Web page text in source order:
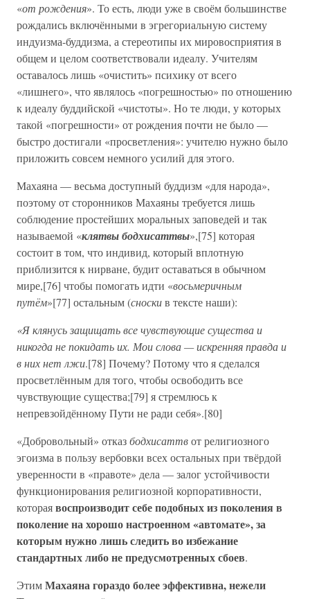
«от рождения». То есть, люди уже в своём большинстве
рождались включёнными в эгрегориальную систему
индуизма-буддизма, а стереотипы их мировосприятия в
общем и целом соответствовали идеалу. Учителям
оставалось лишь «очистить» психику от всего
«лишнего», что являлось «погрешностью» по отношению
к идеалу буддийской «чистоты». Но те люди, у которых
такой «погрешности» от рождения почти не было —
быстро достигали «просветления»: учителю нужно было
приложить совсем немного усилий для этого.
Махаяна — весьма доступный буддизм «для народа»,
поэтому от сторонников Махаяны требуется лишь
соблюдение простейших моральных заповедей и так
называемой «клятвы бодхисаттвы»,[75] которая
состоит в том, что индивид, который вплотную
приблизится к нирване, будит оставаться в обычном
мире,[76] чтобы помогать идти «восьмеричным
путём»[77] остальным (сноскив тексте наши):
«Я клянусь защищать все чувствующие существа и
никогда не покидать их. Мои слова — искренняя правда и
в них нет лжи.[78] Почему? Потому что я сделался
просветлённым для того, чтобы освободить все
чувствующие существа;[79] я стремлюсь к
непревзойдённому Пути не ради себя».[80]
«Добровольный» отказбодхисаттвот религиозного
эгоизма в пользу вербовки всех остальных при твёрдой
уверенности в «правоте» дела — залог устойчивости
функционирования религиозной корпоративности,
котораявоспроизводит себе подобных из поколения в
поколение на хорошо настроенном «автомате», за
которым нужно лишь следить во избежание
стандартных либо не предусмотренных сбоев.
ЭтимМахаяна гораздо более эффективна, нежели